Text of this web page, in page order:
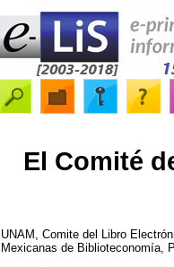
El Comité
UNAM, Comite del Libro
Mexicanas de Biblioteconomía,